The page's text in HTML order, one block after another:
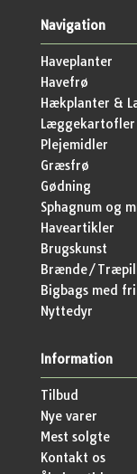
Navigation
Haveplanter
Havefrø
Hækplanter &
Læggekartofler
Plejemidler
Græsfrø
Gødning
Sphagnum og
Haveartikler
Brugskunst
Brænde/
Bigbags med
Nyttedyr
Information
Tilbud
Nye varer
Mest solgte
Kontakt os